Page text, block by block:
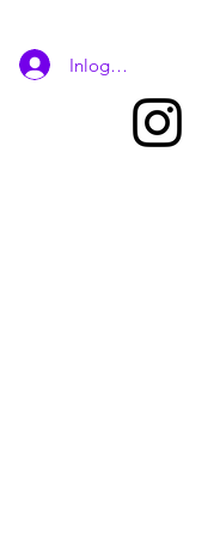
Inloggen